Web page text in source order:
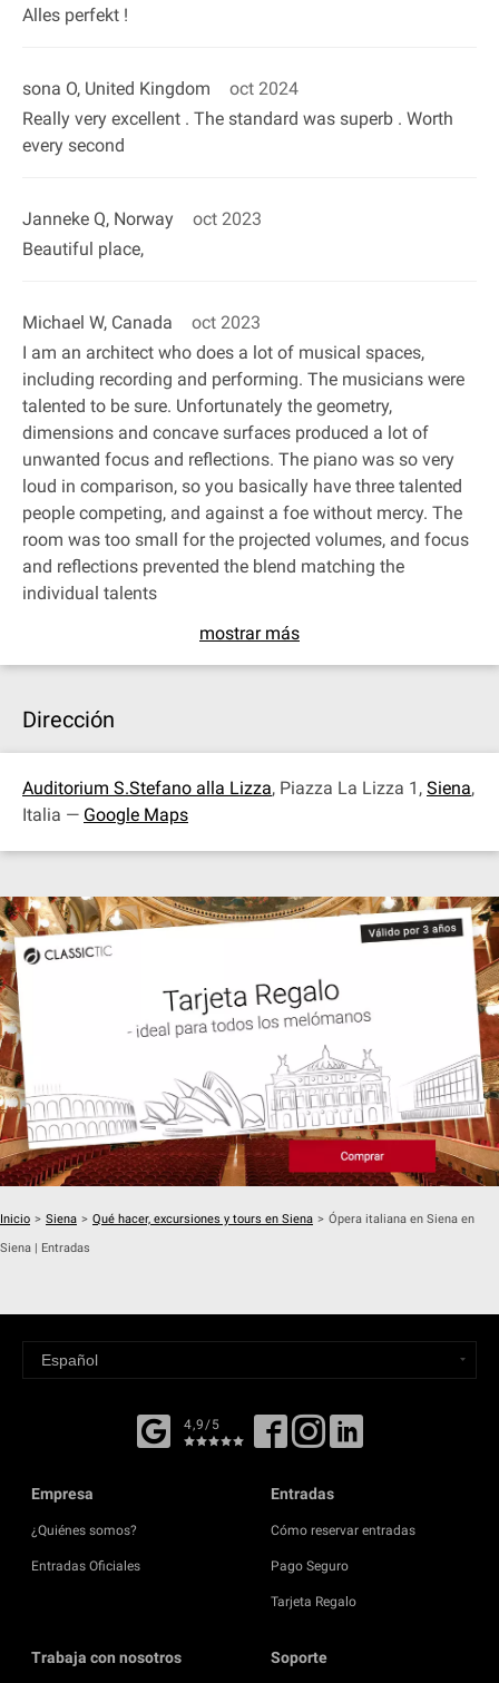
Alles perfekt !
sona O, United Kingdom
oct 2024
Really very excellent . The standard was superb . Worth
every second
Janneke Q, Norway
oct 2023
Beautiful place,
Michael W, Canada
oct 2023
I am an architect who does a lot of musical spaces,
including recording and performing. The musicians were
talented to be sure. Unfortunately the geometry,
dimensions and concave surfaces produced a lot of
unwanted focus and reflections. The piano was so very
loud in comparison, so you basically have three talented
people competing, and against a foe without mercy. The
room was too small for the projected volumes, and focus
and reflections prevented the blend matching the
individual talents
mostrar más
Dirección
Auditorium S.Stefano alla Lizza, Piazza La Lizza 1, Siena,
Italia — Google Maps
Inicio > Siena > Qué hacer, excursiones y tours en Siena > Ópera italiana en Siena en
Siena | Entradas
4,9/5
Empresa
¿Quiénes somos?
Entradas Oficiales
Entradas
Cómo reservar entradas
Pago Seguro
Tarjeta Regalo
Trabaja con nosotros Soporte